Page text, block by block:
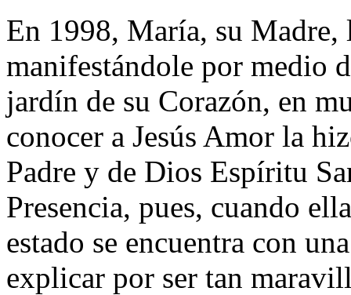
En 1998, María, su Madre,
manifestándole por medio
jardín de su Corazón, en
conocer a Jesús Amor la
Padre y de Dios Espíritu
Presencia, pues, cuando
estado se encuentra con
explicar por ser tan